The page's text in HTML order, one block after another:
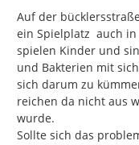
Auf der
ein Spielplatz  auch
spielen Kinder und
und Bakterien mit
sich darum zu
reichen da nicht aus
wurde.
Sollte sich das